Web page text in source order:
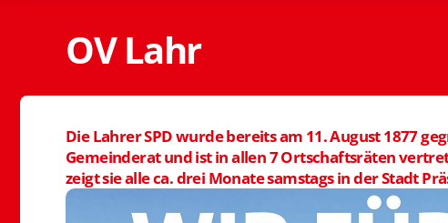
OV Lahr
Die Lahrer SPD wurde bereits am 11. August 1877
Gemeinderat und ist in allen 7 Ortschaftsräten
zeigt sie alle ca. drei Monate samstags in der Stadt